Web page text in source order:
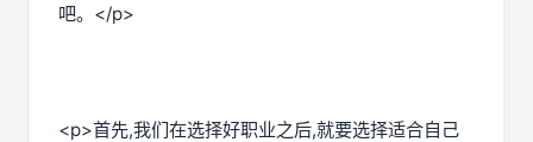
吧。</p>
<p>首先,我们在选择好职业之后,就要选择适合自己